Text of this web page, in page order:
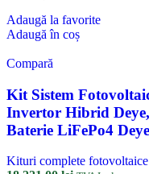
Adaugă la favorite
Adaugă în coș
Compară
Kit Sistem
Invertor Hibrid
Baterie LiFePo4
Kituri complete